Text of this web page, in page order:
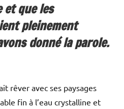
que les
pleinement
donné la parole.
rêver avec ses paysages
fin à l’eau crystalline et